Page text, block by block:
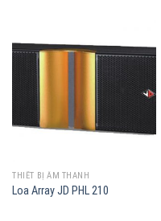
THIẾT BỊ ÂM THANH
Loa Array JD PHL 210